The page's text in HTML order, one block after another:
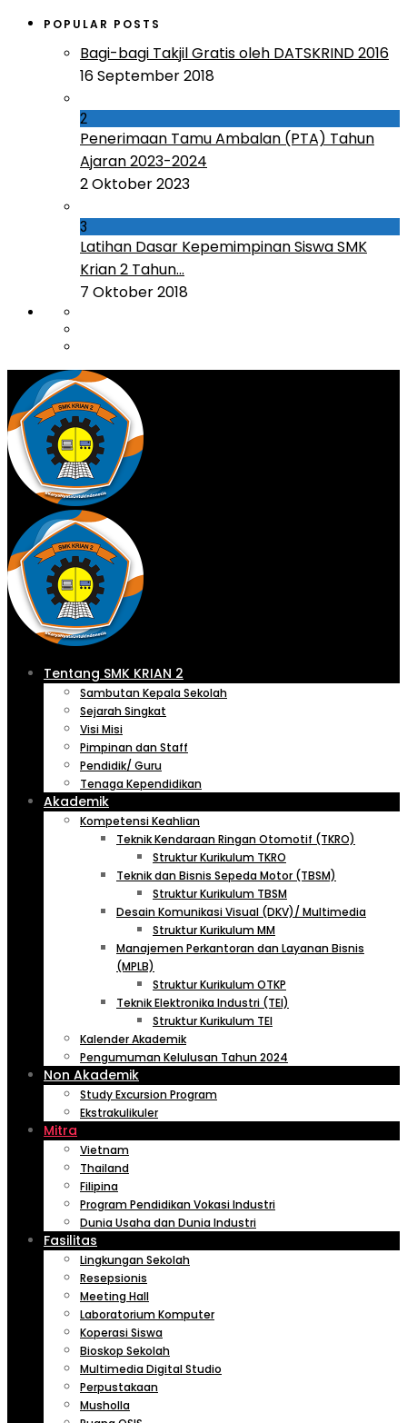
POPULAR POSTS
Bagi-bagi Takjil Gratis oleh DATSKRIND 2016
16 September 2018
2
Penerimaan Tamu Ambalan (PTA) Tahun
Ajaran 2023-2024
2 Oktober 2023
3
Latihan Dasar Kepemimpinan Siswa SMK
Krian 2 Tahun...
7 Oktober 2018
Tentang SMK KRIAN 2
Sambutan Kepala Sekolah
Sejarah Singkat
Visi Misi
Pimpinan dan Staff
Pendidik/ Guru
Tenaga Kependidikan
Akademik
Kompetensi Keahlian
Teknik Kendaraan Ringan Otomotif (TKRO)
Struktur Kurikulum TKRO
Teknik dan Bisnis Sepeda Motor (TBSM)
Struktur Kurikulum TBSM
Desain Komunikasi Visual (DKV)/ Multimedia
Struktur Kurikulum MM
Manajemen Perkantoran dan Layanan Bisnis
(MPLB)
Struktur Kurikulum OTKP
Teknik Elektronika Industri (TEI)
Struktur Kurikulum TEI
Kalender Akademik
Pengumuman Kelulusan Tahun 2024
Non Akademik
Study Excursion Program
Ekstrakulikuler
Mitra
Vietnam
Thailand
Filipina
Program Pendidikan Vokasi Industri
Dunia Usaha dan Dunia Industri
Fasilitas
Lingkungan Sekolah
Resepsionis
Meeting Hall
Laboratorium Komputer
Koperasi Siswa
Bioskop Sekolah
Multimedia Digital Studio
Perpustakaan
Musholla